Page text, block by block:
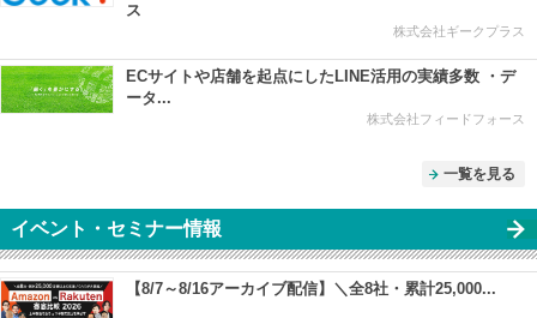
ス
株式会社ギークプラス
ECサイトや店舗を起点にしたLINE活用の実績多数 ・デ
ータ...
株式会社フィードフォース
一覧を見る
イベント・セミナー情報
【8/7～8/16アーカイブ配信】＼全8社・累計25,000...